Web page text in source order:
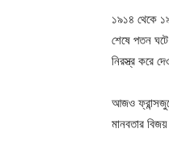
১৯১৪ থেকে
শেষে পতন
নিরস্ত্র করে
আজও
মানবতার